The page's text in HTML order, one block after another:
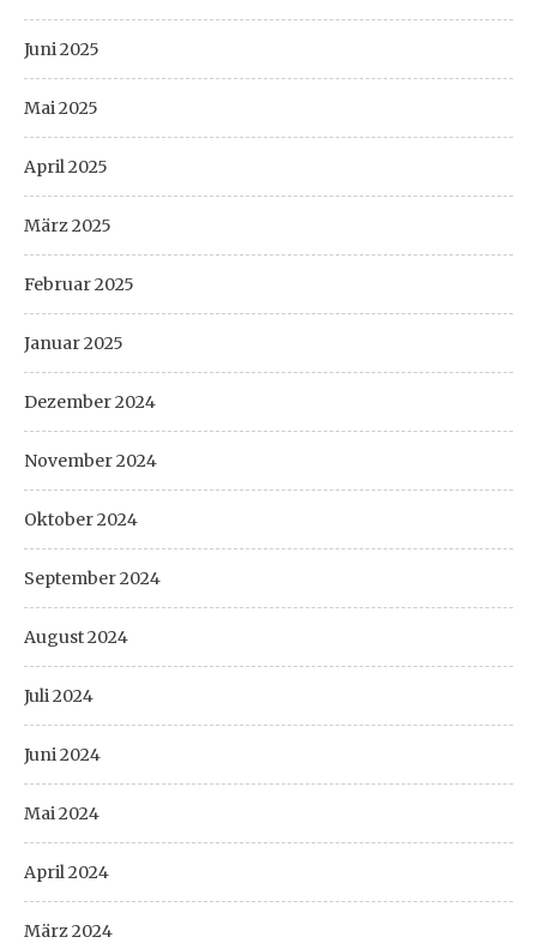
Juni 2025
Mai 2025
April 2025
März 2025
Februar 2025
Januar 2025
Dezember 2024
November 2024
Oktober 2024
September 2024
August 2024
Juli 2024
Juni 2024
Mai 2024
April 2024
März 2024